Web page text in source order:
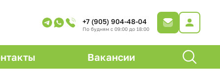
+7 (905) 904-48-04
По будням с 09:00 до 18:00
Вакансии